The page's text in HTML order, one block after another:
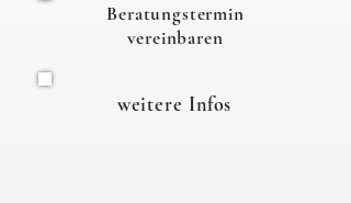
weitere Infos
Beratungstermin
vereinbaren